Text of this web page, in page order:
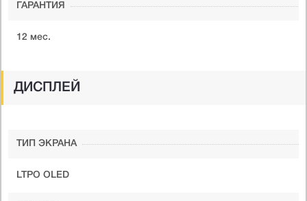
ГАРАНТИЯ
12 мес.
ДИСПЛЕЙ
ТИП ЭКРАНА
LTPO OLED